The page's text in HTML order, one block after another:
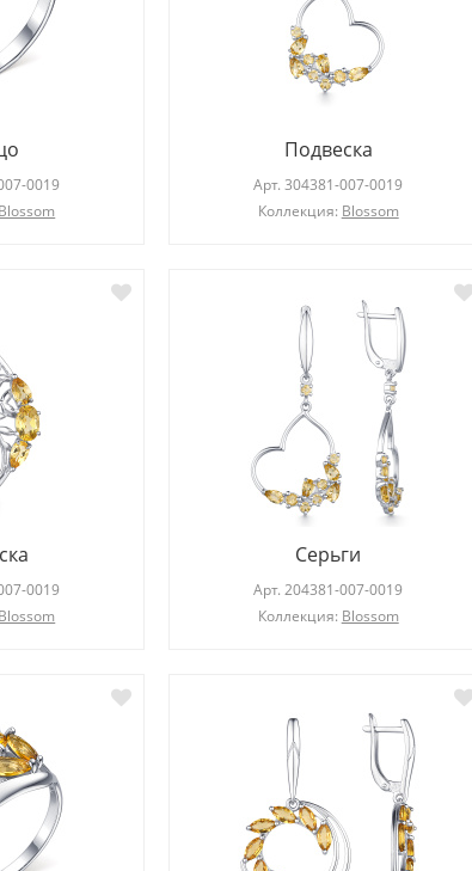
0019
Blossom
Подвеска
Арт.304381-007-0019
Коллекция: Blossom
0019
Blossom
Серьги
Арт.204381-007-0019
Коллекция: Blossom